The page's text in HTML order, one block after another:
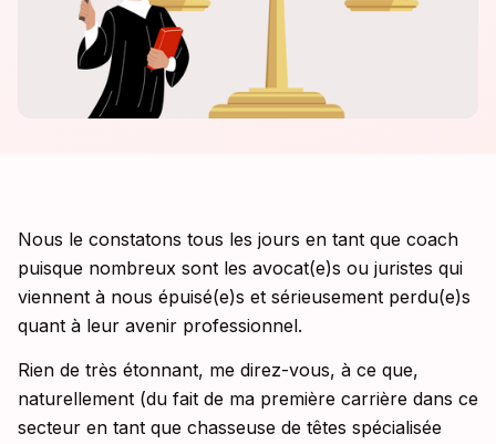
Nous le constatons tous les jours en tant que coach
puisque nombreux sont les avocat(e)s ou juristes qui
viennent à nous épuisé(e)s et sérieusement perdu(e)s
quant à leur avenir professionnel.
Rien de très étonnant, me direz-vous, à ce que,
naturellement (du fait de ma première carrière dans ce
secteur en tant que chasseuse de têtes spécialisée